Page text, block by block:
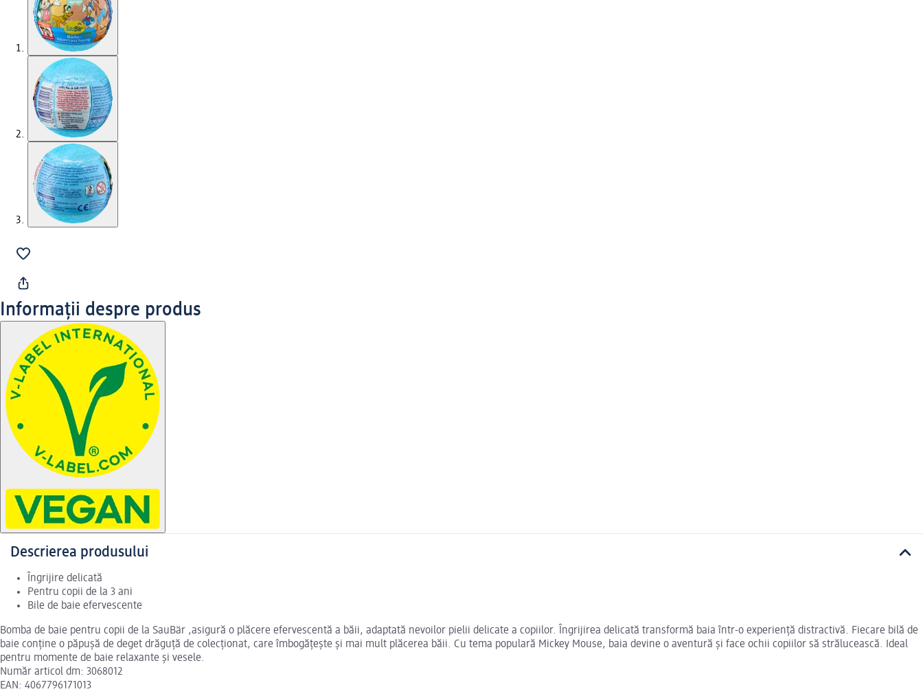
Informații despre produs
Descrierea produsului
Îngrijire delicată
Pentru copii de la 3 ani
Bile de baie efervescente
Bomba de baie pentru copii de la SauBär ,asigură o plăcere efervescentă a băii, adaptată nevoilor pielii delicate a copiilor. Îngrijirea delicată transformă baia într-o experiență distractivă. Fiecare bilă de
baie conține o păpușă de deget drăguță de colecționat, care îmbogățește și mai mult plăcerea băii. Cu tema populară Mickey Mouse, baia devine o aventură și face ochii copiilor să strălucească. Ideal
pentru momente de baie relaxante și vesele.
Număr articol dm: 3068012
EAN: 4067796171013